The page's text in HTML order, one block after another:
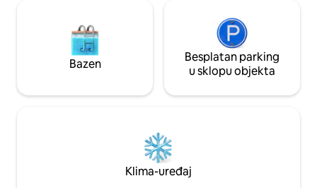
Bazen
Besplatan parking
u sklopu objekta
Klima-uređaj